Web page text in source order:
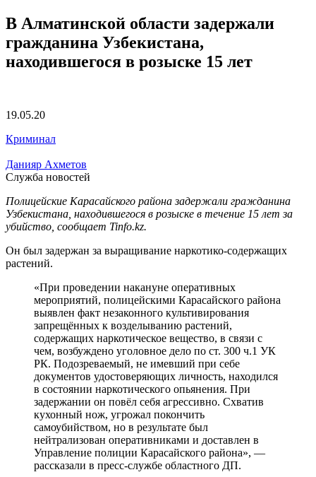
В Алматинской области задержали
гражданина Узбекистана,
находившегося в розыске 15 лет
19.05.20
Криминал
Данияр Ахметов
Служба новостей
Полицейские Карасайского района задержали гражданина
Узбекистана, находившегося в розыске в течение 15 лет за
убийство, сообщает Tinfo.kz.
Он был задержан за выращивание наркотико-содержащих
растений.
«При проведении накануне оперативных
мероприятий, полицейскими Карасайского района
выявлен факт незаконного культивирования
запрещённых к возделыванию растений,
содержащих наркотическое вещество, в связи с
чем, возбуждено уголовное дело по ст. 300 ч.1 УК
РК. Подозреваемый, не имевший при себе
документов удостоверяющих личность, находился
в состоянии наркотического опьянения. При
задержании он повёл себя агрессивно. Схватив
кухонный нож, угрожал покончить
самоубийством, но в результате был
нейтрализован оперативниками и доставлен в
Управление полиции Карасайского района», —
рассказали в пресс-службе областного ДП.